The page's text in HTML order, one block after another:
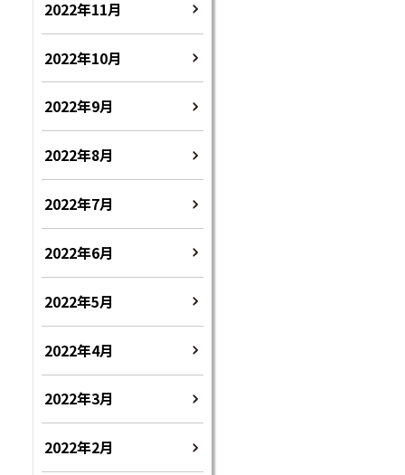
2022年11月
2022年10月
2022年9月
2022年8月
2022年7月
2022年6月
2022年5月
2022年4月
2022年3月
2022年2月